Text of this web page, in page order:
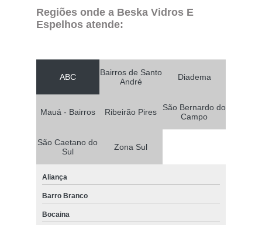
Regiões onde a Beska Vidros E
Espelhos atende:
ABC
Bairros de Santo
André
Diadema
Mauá - Bairros Ribeirão Pires
São Bernardo do
Campo
São Caetano do
Sul
Zona Sul
Aliança
Barro Branco
Bocaina